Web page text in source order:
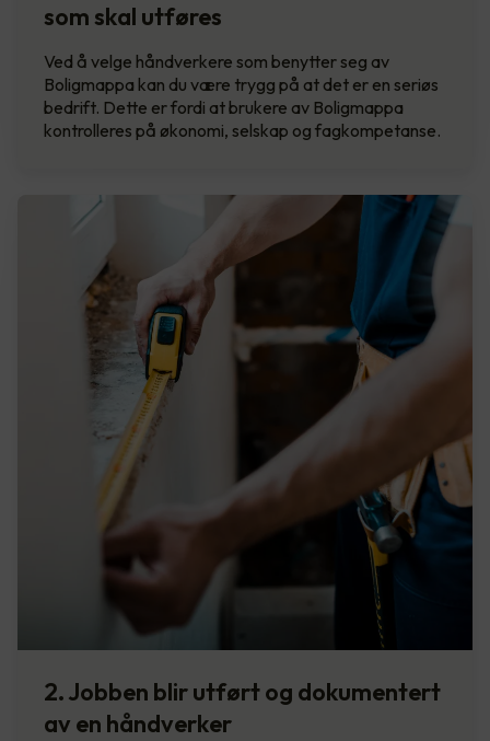
som skal utføres
Ved å velge håndverkere som benytter seg av
Boligmappa kan du være trygg på at det er en seriøs
bedrift. Dette er fordi at brukere av Boligmappa
kontrolleres på økonomi, selskap og fagkompetanse.
2. Jobben blir utført og dokumentert
av en håndverker